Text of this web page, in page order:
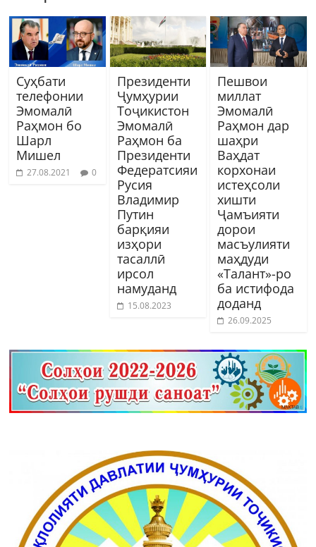
Суҳбати
телефонии
Эмомалӣ
Раҳмон бо
Шарл
Мишел
27.08.2021 0
Президенти
Ҷумҳурии
Тоҷикистон
Эмомалӣ
Раҳмон ба
Президенти
Федератсияи
Русия
Владимир
Путин
барқияи
изҳори
тасаллӣ
ирсол
намуданд
15.08.2023
Пешвои
миллат
Эмомалӣ
Раҳмон дар
шаҳри
Ваҳдат
корхонаи
истеҳсоли
хишти
Ҷамъияти
дорои
масъулияти
маҳдуди
«Талант»-ро
ба истифода
доданд
26.09.2025